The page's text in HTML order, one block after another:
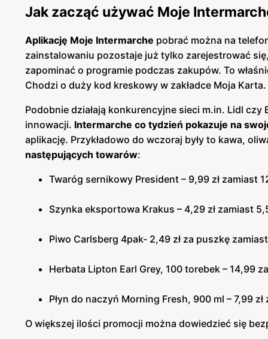
Jak zacząć używać Moje
Aplikację Moje Intermarche pobrać można na
zainstalowaniu pozostaje już tylko zarejestrować
zapominać o programie podczas zakupów. To
Chodzi o duży kod kreskowy w zakładce Moja Karta.
Podobnie działają konkurencyjne sieci m.in. Lidl
innowacji. Intermarche co tydzień pokazuje na
aplikację. Przykładowo do wczoraj były to kawa,
następujących towarów:
Twaróg sernikowy President – 9,99 zł zamiast
Szynka eksportowa Krakus – 4,29 zł zamiast
Piwo Carlsberg 4pak- 2,49 zł za puszkę
Herbata Lipton Earl Grey, 100 torebek – 14,99
Płyn do naczyń Morning Fresh, 900 ml – 7,99 zł
O większej ilości promocji można dowiedzieć się